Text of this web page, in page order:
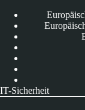
IT-Sicherheit